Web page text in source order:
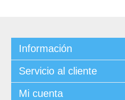
Información
Servicio al cliente
Mi cuenta